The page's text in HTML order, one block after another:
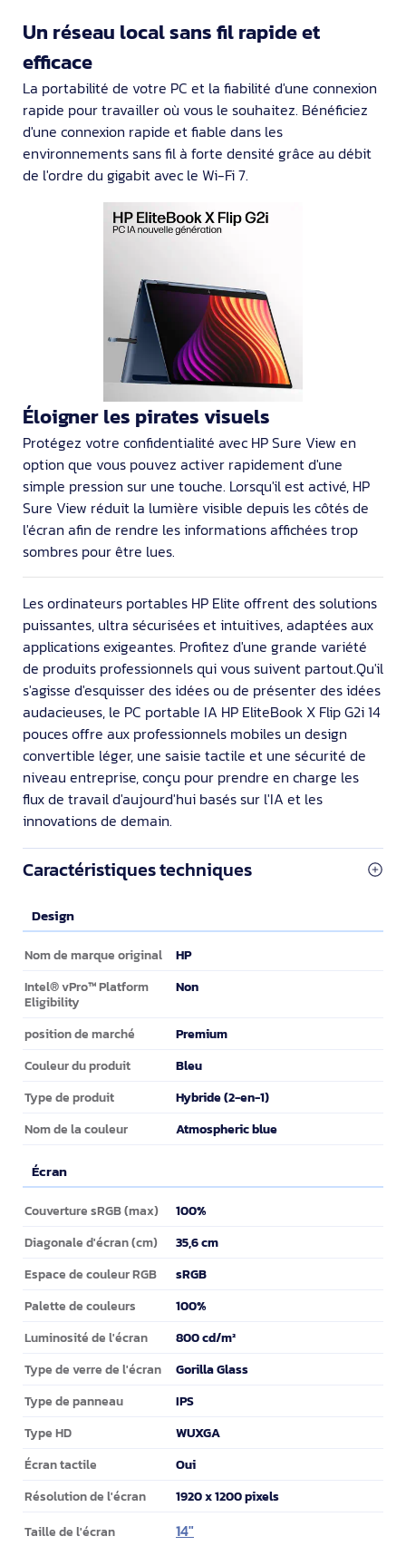
Un réseau local sans fil rapide et
efficace
La portabilité de votre PC et la fiabilité d'une connexion
rapide pour travailler où vous le souhaitez. Bénéficiez
d'une connexion rapide et fiable dans les
environnements sans fil à forte densité grâce au débit
de l'ordre du gigabit avec le Wi-Fi 7.
Éloigner les pirates visuels
Protégez votre confidentialité avec HP Sure View en
option que vous pouvez activer rapidement d'une
simple pression sur une touche. Lorsqu'il est activé, HP
Sure View réduit la lumière visible depuis les côtés de
l'écran afin de rendre les informations affichées trop
sombres pour être lues.
Les ordinateurs portables HP Elite offrent des solutions
puissantes, ultra sécurisées et intuitives, adaptées aux
applications exigeantes. Profitez d'une grande variété
de produits professionnels qui vous suivent partout.Qu'il
s'agisse d'esquisser des idées ou de présenter des idées
audacieuses, le PC portable IA HP EliteBook X Flip G2i 14
pouces offre aux professionnels mobiles un design
convertible léger, une saisie tactile et une sécurité de
niveau entreprise, conçu pour prendre en charge les
flux de travail d'aujourd'hui basés sur l'IA et les
innovations de demain.
Caractéristiques techniques
Design
Design
Nom de marque original HP
Intel® vPro™ Platform
Eligibility
Non
position de marché Premium
Couleur du produit Bleu
Type de produit Hybride (2-en-1)
Nom de la couleur Atmospheric blue
Écran
Écran
Couverture sRGB (max) 100%
Diagonale d'écran (cm) 35,6 cm
Espace de couleur RGB sRGB
Palette de couleurs 100%
Luminosité de l'écran 800 cd/m²
Type de verre de l'écran Gorilla Glass
Type de panneau IPS
Type HD WUXGA
Écran tactile Oui
Résolution de l'écran 1920 x 1200 pixels
Taille de l'écran 14"